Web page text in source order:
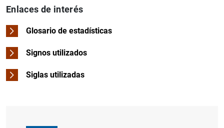
Enlaces de interés
Glosario de estadísticas
Signos utilizados
Siglas utilizadas